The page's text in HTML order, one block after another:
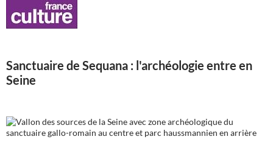
Sanctuaire de Sequana : l'archéologie entre en
Seine